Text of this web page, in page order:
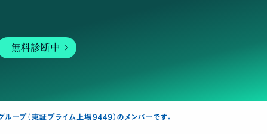
無料診断中